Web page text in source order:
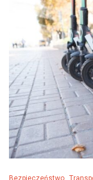
Bezpieczeństwo